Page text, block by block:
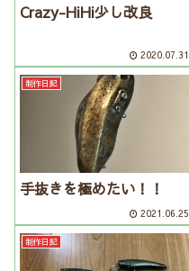
Crazy-HiHi少し改良
2020.07.31
制作日記
手抜きを極めたい！！
2021.06.25
制作日記